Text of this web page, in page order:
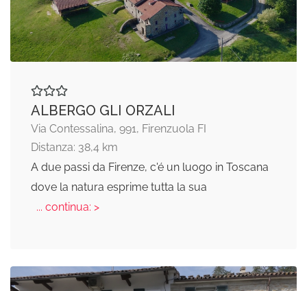
ALBERGO GLI ORZALI
Via Contessalina, 991, Firenzuola FI
Distanza: 38,4 km
A due passi da Firenze, c'é un luogo in Toscana
dove la natura esprime tutta la sua
... continua: >